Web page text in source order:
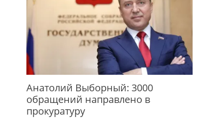
Анатолий Выборный: 3000
обращений направлено в
прокуратуру